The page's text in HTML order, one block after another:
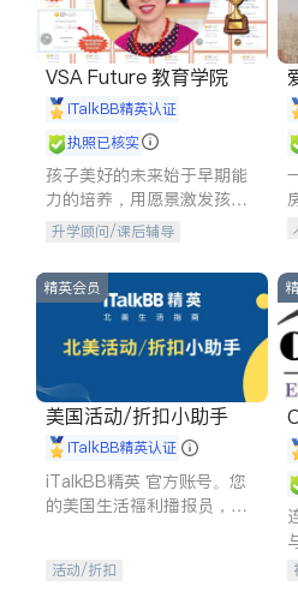
VSA Future 教育学院
iTalkBB精英认证
执照已核实
孩子美好的未来始于早期能
力的培养，用愿景激发孩子
的学习潜力和动力。理念：
拥有成长型心态是成功的基
石。
升学顾问/课后辅导
精英会员
美国活动/折扣小助手
iTalkBB精英认证
iTalkBB精英 官方账号。您
的美国生活福利播报员，精
专属福利。
活动/折扣